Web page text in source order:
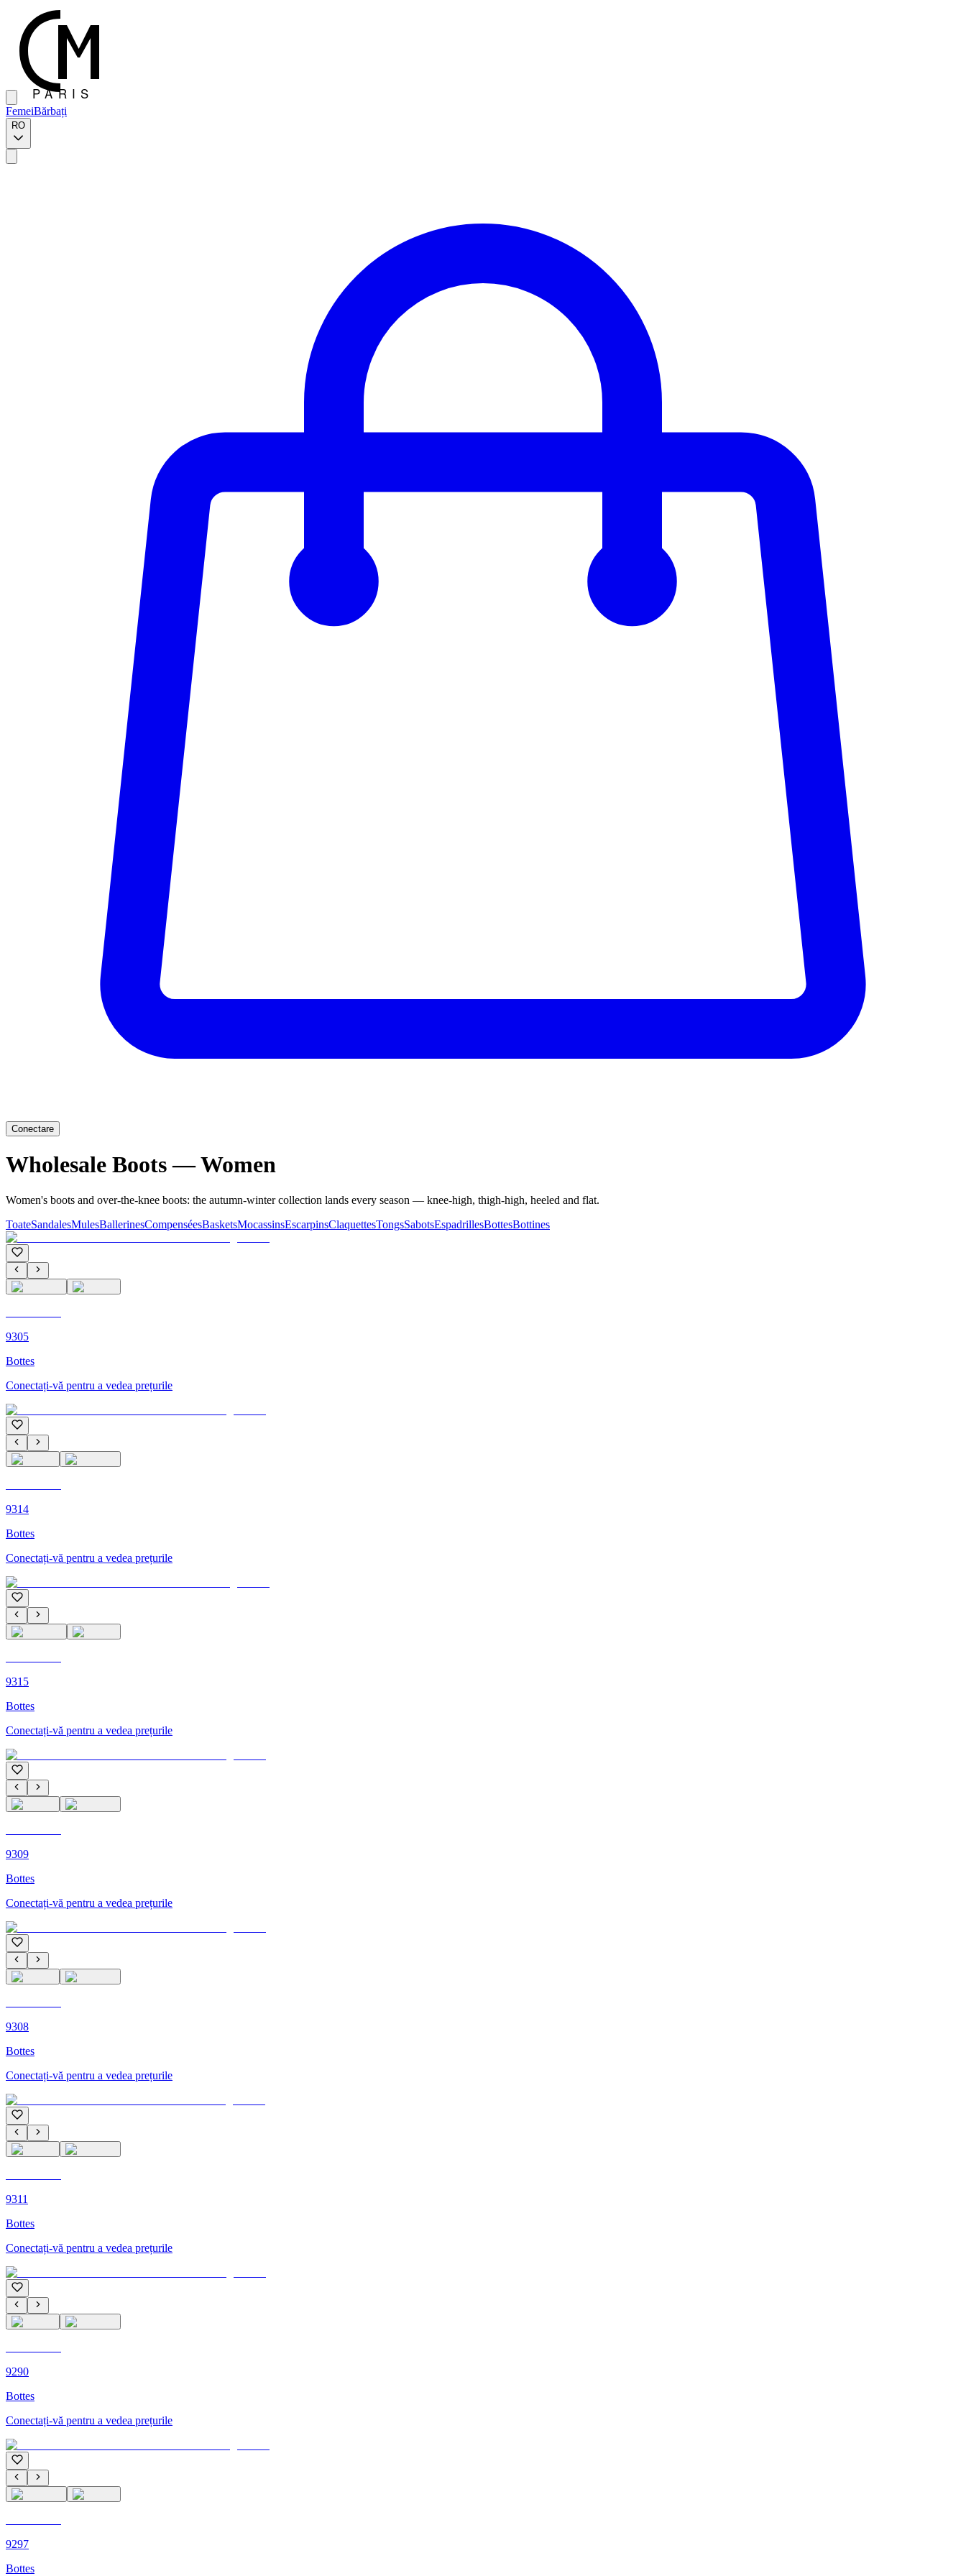
FemeiBărbați
RO
Conectare
Wholesale Boots — Women
Women's boots and over-the-knee boots: the autumn-winter collection lands every season — knee-high, thigh-high, heeled and flat.
ToateSandalesMulesBallerinesCompenséesBasketsMocassinsEscarpinsClaquettesTongsSabotsEspadrillesBottesBottines
9305
Bottes
Conectați-vă pentru a vedea prețurile
9314
Bottes
Conectați-vă pentru a vedea prețurile
9315
Bottes
Conectați-vă pentru a vedea prețurile
9309
Bottes
Conectați-vă pentru a vedea prețurile
9308
Bottes
Conectați-vă pentru a vedea prețurile
9311
Bottes
Conectați-vă pentru a vedea prețurile
9290
Bottes
Conectați-vă pentru a vedea prețurile
9297
Bottes